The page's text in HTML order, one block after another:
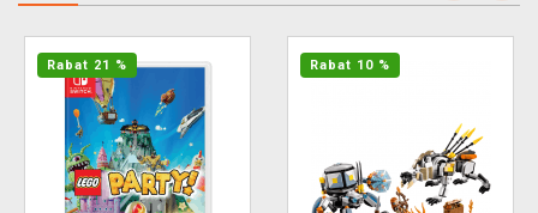
Rabat 21 % Rabat 10 %